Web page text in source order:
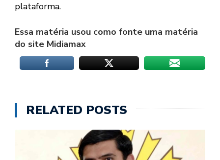
plataforma.
Essa matéria usou como fonte uma matéria
do site Midiamax
RELATED POSTS